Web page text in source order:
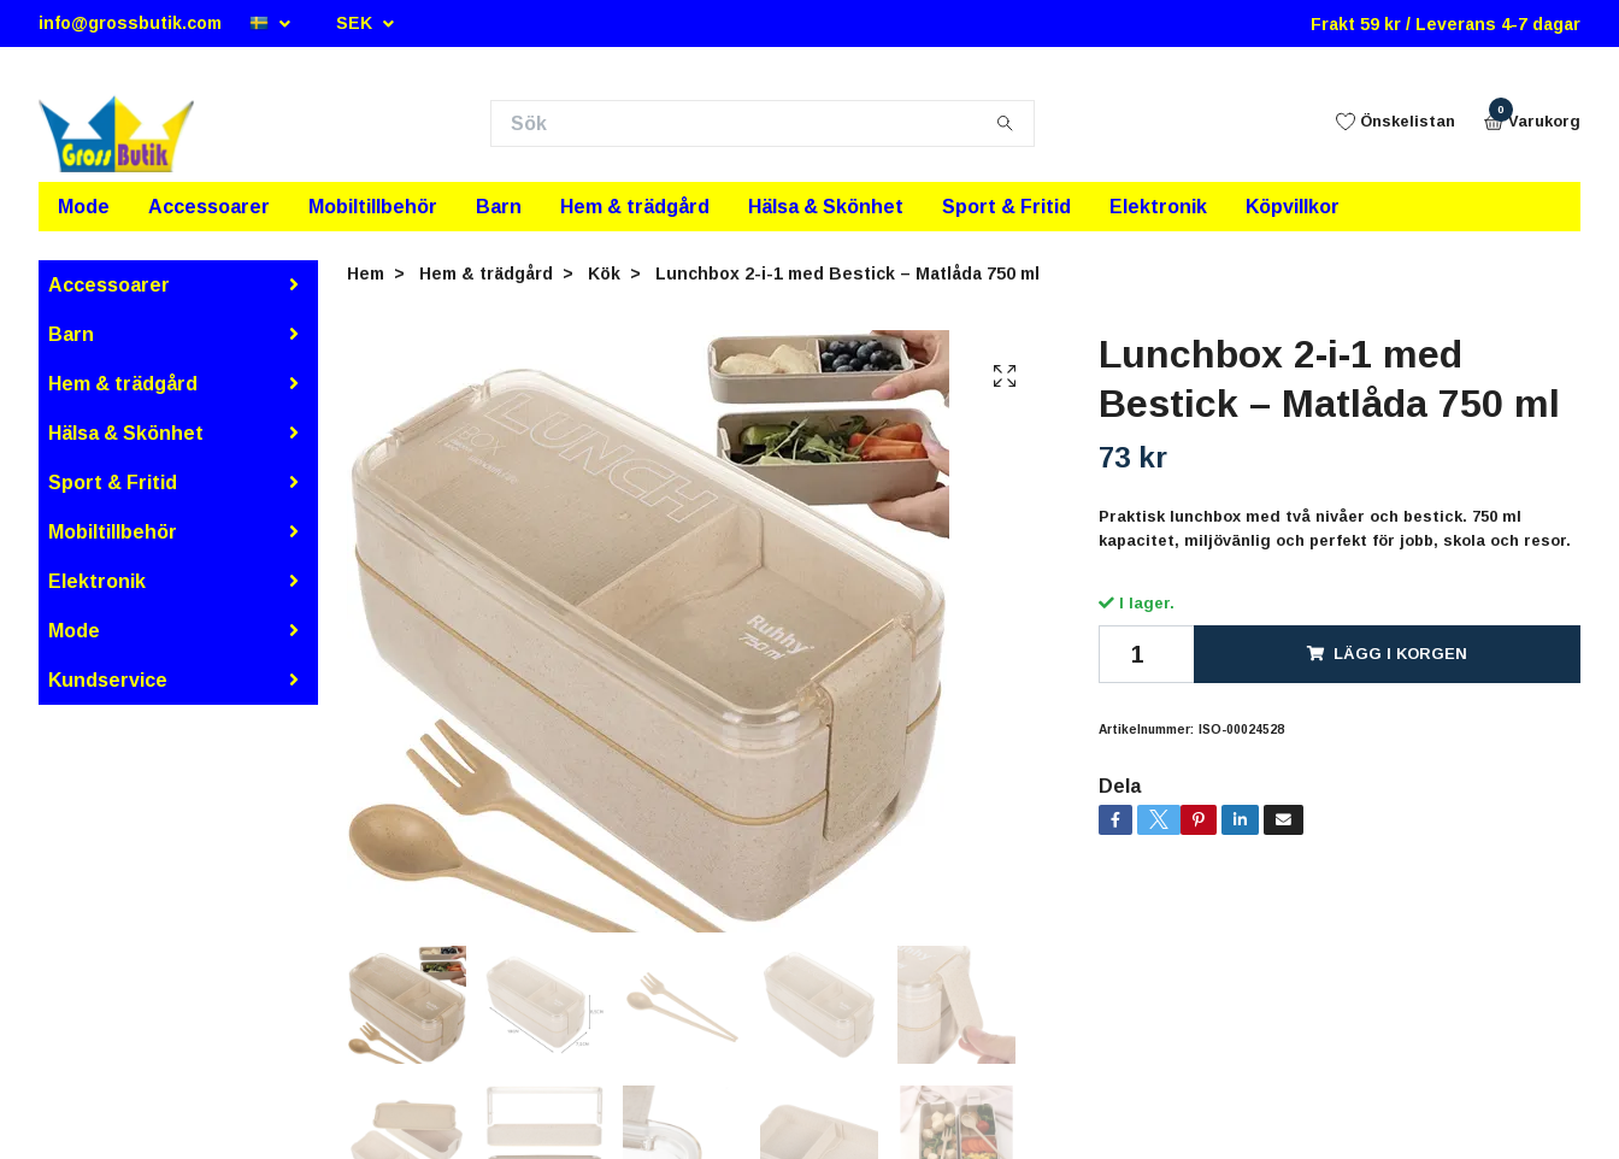
info@grossbutik.com SEK Frakt 59 kr / Leverans 4-7 dagar
Önskelistan
0
Varukorg
Mode Accessoarer Mobiltillbehör Barn Hem & trädgård Hälsa & Skönhet Sport & Fritid Elektronik Köpvillkor
Accessoarer
Barn
Hem & trädgård
Hälsa & Skönhet
Sport & Fritid
Mobiltillbehör
Elektronik
Mode
Kundservice
Hem Hem & trädgård Kök Lunchbox 2-i-1 med Bestick – Matlåda 750 ml
Lunchbox 2-i-1 med
Bestick – Matlåda 750 ml
73 kr
Praktisk lunchbox med två nivåer och bestick. 750 ml
kapacitet, miljövänlig och perfekt för jobb, skola och resor.
I lager.
LÄGG I KORGEN
Artikelnummer: ISO-00024528
Dela